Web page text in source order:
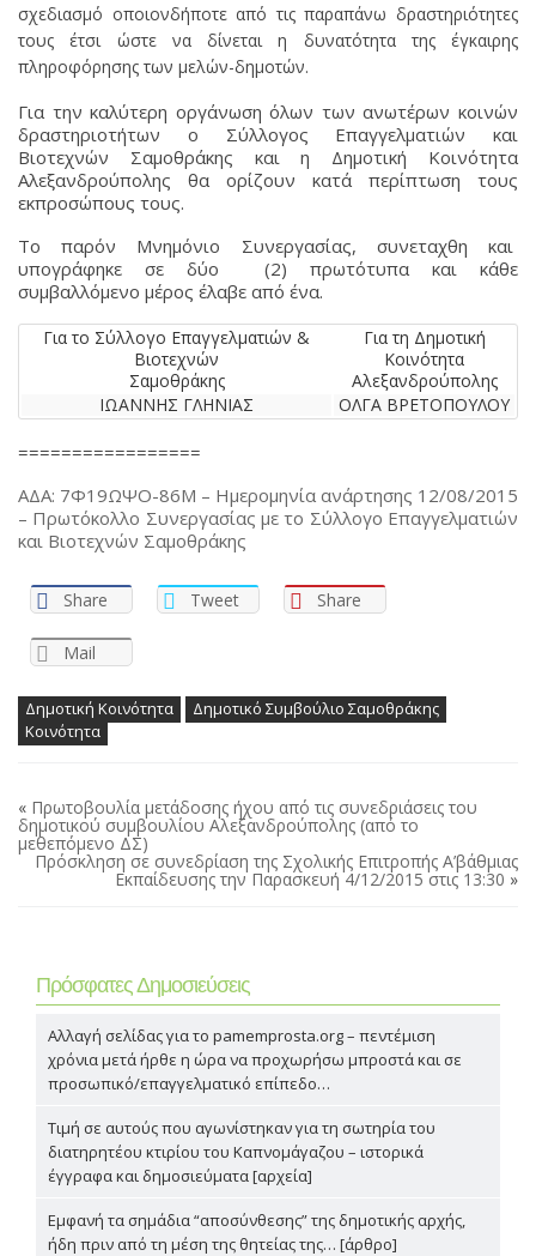
σχεδιασμό οποιονδήποτε από τις παραπάνω δραστηριότητες
τους έτσι ώστε να δίνεται η δυνατότητα της έγκαιρης
πληροφόρησης των μελών-δημοτών.
Για την καλύτερη οργάνωση όλων των ανωτέρων κοινών
δραστηριοτήτων ο Σύλλογος Επαγγελματιών και
Βιοτεχνών Σαμοθράκης και η Δημοτική Κοινότητα
Αλεξανδρούπολης θα ορίζουν κατά περίπτωση τους
εκπροσώπους τους.
Το παρόν Μνημόνιο Συνεργασίας, συνεταχθη και
υπογράφηκε σε δύο (2) πρωτότυπα και κάθε
συμβαλλόμενο μέρος έλαβε από ένα.
Για το Σύλλογο Επαγγελματιών &
Βιοτεχνών
Σαμοθράκης
Για τη Δημοτική
Κοινότητα
Αλεξανδρούπολης
ΙΩΑΝΝΗΣ ΓΛΗΝΙΑΣ
ΟΛΓΑ ΒΡΕΤΟΠΟΥΛΟΥ
=================
ΑΔΑ: 7Φ19ΩΨΟ-86Μ – Ημερομηνία ανάρτησης 12/08/2015
– Πρωτόκολλο Συνεργασίας με το Σύλλογο Επαγγελματιών
και Βιοτεχνών Σαμοθράκης
Share Tweet Share
Mail
Δημοτική Κοινότητα
Δημοτικό Συμβούλιο Σαμοθράκης
Κοινότητα
« Πρωτοβουλία μετάδοσης ήχου από τις συνεδριάσεις του
δημοτικού συμβουλίου Αλεξανδρούπολης (από το
μεθεπόμενο ΔΣ)
Πρόσκληση σε συνεδρίαση της Σχολικής Επιτροπής Α’βάθμιας
Εκπαίδευσης την Παρασκευή 4/12/2015 στις 13:30 »
Πρόσφατες Δημοσιεύσεις
Αλλαγή σελίδας για το pamemprosta.org – πεντέμιση
χρόνια μετά ήρθε η ώρα να προχωρήσω μπροστά και σε
προσωπικό/επαγγελματικό επίπεδο…
Τιμή σε αυτούς που αγωνίστηκαν για τη σωτηρία του
διατηρητέου κτιρίου του Καπνομάγαζου – ιστορικά
έγγραφα και δημοσιεύματα [αρχεία]
Εμφανή τα σημάδια “αποσύνθεσης” της δημοτικής αρχής,
ήδη πριν από τη μέση της θητείας της… [άρθρο]